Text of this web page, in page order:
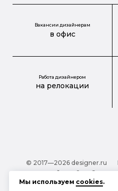
Вакансии дизайнерам
в офис
Работа дизайнером
на релокации
© 2017—2026 designer.ru
дизайнера?
О
Обработка персональных
Мы используем cookies.